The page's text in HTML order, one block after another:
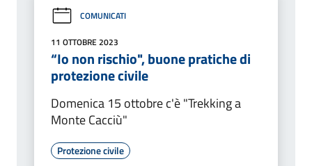
COMUNICATI
11 OTTOBRE 2023
“Io non rischio", buone pratiche di
protezione civile
Domenica 15 ottobre c'è "Trekking a
Monte Cacciù"
Protezione civile